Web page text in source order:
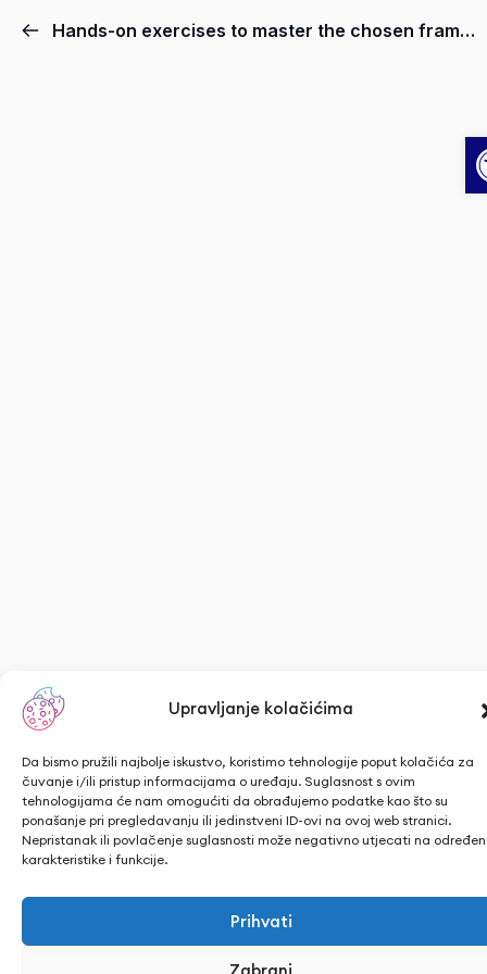
Upravljanje kolačićima
Da bismo pružili najbolje iskustvo, koristimo tehnologije poput kolačića za
čuvanje i/ili pristup informacijama o uređaju. Suglasnost s ovim
tehnologijama će nam omogućiti da obrađujemo podatke kao što su
ponašanje pri pregledavanju ili jedinstveni ID-ovi na ovoj web stranici.
Nepristanak ili povlačenje suglasnosti može negativno utjecati na
karakteristike i funkcije.
Prihvati
Zabrani
Hands-on exercises to master the chosen framework